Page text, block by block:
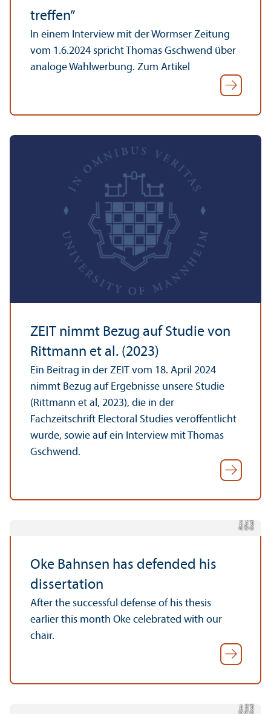
treffen”
In einem Interview mit der Wormser Zeitung
vom 1.6.2024 spricht Thomas Gschwend über
analoge Wahlwerbung. Zum Artikel
ZEIT nimmt Bezug auf Studie von
Rittmann et al. (2023)
Ein Beitrag in der ZEIT vom 18. April 2024
nimmt Bezug auf Ergebnisse unsere Studie
(Rittmann et al, 2023), die in der
Fachzeitschrift Electoral Studies veröffentlicht
wurde, sowie auf ein Interview mit Thomas
Gschwend.
C
r
e
di
t:
Oli
v
e
r
Ri
t
t
ma
n
n
Oke Bahnsen has defended his
dissertation
After the successful defense of his thesis
earlier this month Oke celebrated with our
chair.
C
r
e
di t:
P
a
s
c al
O
t
t
o